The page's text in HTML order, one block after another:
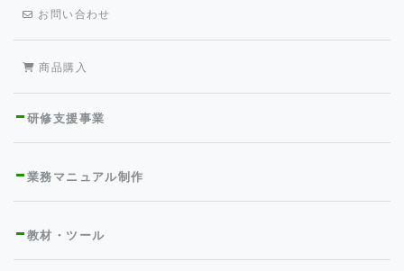
お問い合わせ
商品購入
研修支援事業
業務マニュアル制作
教材・ツール